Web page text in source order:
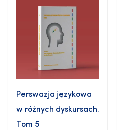
Perswazja językowa
w różnych dyskursach.
Tom 5